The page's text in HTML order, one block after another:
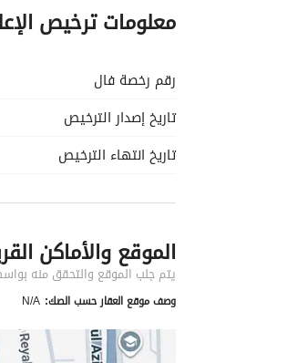
معلومات ترخيص
رقم رخصة فال
تاريخ إصدار الترخيص
تاريخ انتهاء الترخيص
معلومات مسؤول
اسم المسؤول فيصل
الموقع
الموقع والأماكن
يتم جلب الموقع والتحقق منه
وصف موقع العقار حسب الصك: N/A